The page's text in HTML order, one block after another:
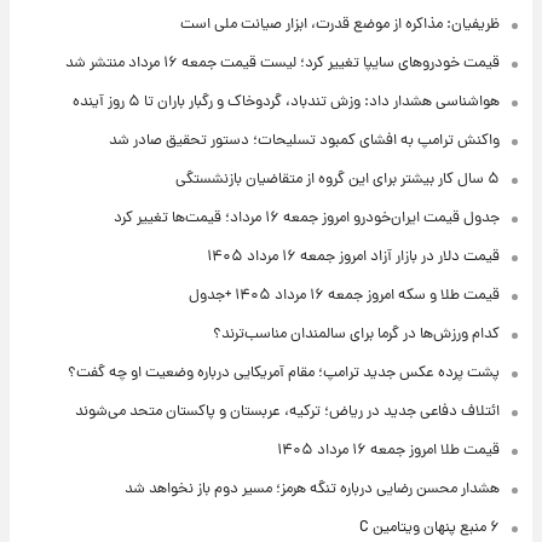
ظریفیان: مذاکره از موضع قدرت، ابزار صیانت ملی است
قیمت خودروهای سایپا تغییر کرد؛ لیست قیمت جمعه ۱۶ مرداد منتشر شد
هواشناسی هشدار داد: وزش تندباد، گردوخاک و رگبار باران تا ۵ روز آینده
واکنش ترامپ به افشای کمبود تسلیحات؛ دستور تحقیق صادر شد
۵ سال کار بیشتر برای این گروه از متقاضیان بازنشستگی
جدول قیمت ایران‌خودرو امروز جمعه ۱۶ مرداد؛ قیمت‌ها تغییر کرد
قیمت دلار در بازار آزاد امروز جمعه ۱۶ مرداد ۱۴۰۵
قیمت طلا و سکه امروز جمعه ۱۶ مرداد ۱۴۰۵ +جدول
کدام ورزش‌ها در گرما برای سالمندان مناسب‌ترند؟
پشت پرده عکس جدید ترامپ؛ مقام آمریکایی درباره وضعیت او چه گفت؟
ائتلاف دفاعی جدید در ریاض؛ ترکیه، عربستان و پاکستان متحد می‌شوند
قیمت طلا امروز جمعه ۱۶ مرداد ۱۴۰۵
هشدار محسن رضایی درباره تنگه هرمز؛ مسیر دوم باز نخواهد شد
۶ منبع پنهان ویتامین C